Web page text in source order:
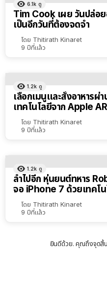
6.1k ดู
Tim Cook เผย วันปล่อย
เป็นอีกวันที่ต้องจดจำ
โดย Thitirath Kinaret
9 ปีที่แล้ว
1.2k ดู
เลือกเมนูและสั่งอาหารผ่
เทคโนโลยีจาก Apple
โดย Thitirath Kinaret
9 ปีที่แล้ว
1.2k ดู
ล้ำไปอีก หุ่นยนต์ทหาร
จอ iPhone 7 ด้วยเทคโน
โดย Thitirath Kinaret
9 ปีที่แล้ว
ยินดีด้วย. คุณถึงจุดสิ้